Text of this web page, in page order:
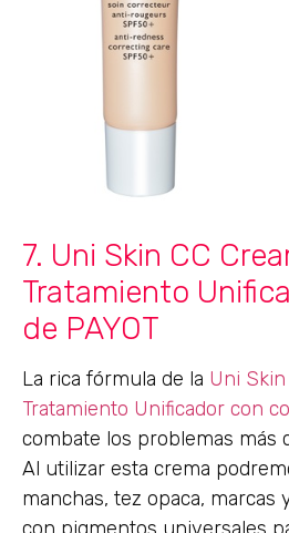
7. Uni Skin CC
Tratamiento
de PAYOT
La rica fórmula de la Uni Skin
Tratamiento Unificador con
combate los problemas más
Al utilizar esta crema
manchas, tez opaca, marcas